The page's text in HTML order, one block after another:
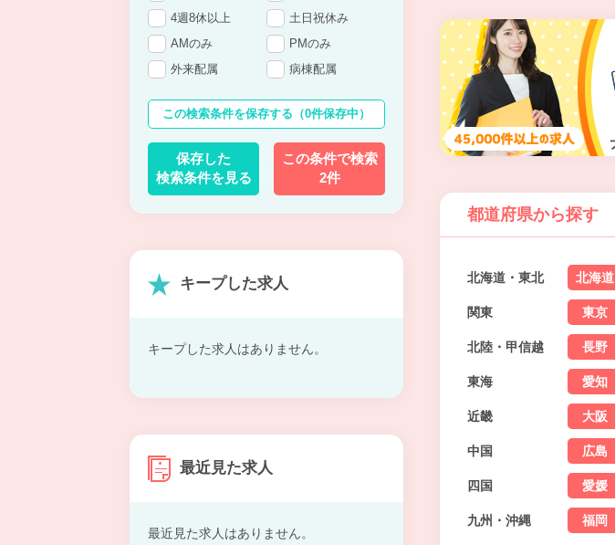
都道府県から探す
北海道・東北 北海道
関東 東京
北陸・甲信越 長野
東海 愛知
近畿 大阪
中国 広島
四国 愛媛
九州・沖縄 福岡
4週8休以上
土日祝休み
AMのみ
PMのみ
外来配属
病棟配属
この検索条件を保存する （0件保存中）
保存した
検索条件を見る
この条件で検索
2件
キープした求人
キープした求人はありません。
最近見た求人
最近見た求人はありません。